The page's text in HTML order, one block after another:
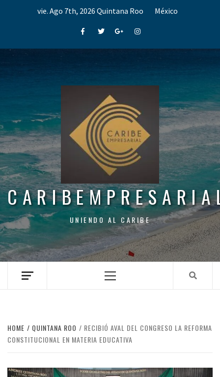
vie. Ago 7th, 2026 Quintana Roo México
FacebookTwitterGoogle+Instagram
UNIENDO AL CARIBE
Menu
HOME QUINTANA ROO
RECIBIÓ AVAL DEL CONGRESO LA REFORMA
CONSTITUCIONAL EN MATERIA EDUCATIVA